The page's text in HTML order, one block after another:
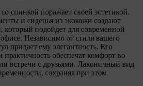
со спинкой поражает своей эстетикой.
и сиденья из экокожи создают
который подойдет для современной
Независимо от стиля вашего
придает ему элегантность. Его
обеспечат комфорт во
встречи с друзьями. Лаконичный вид
сохраняя при этом